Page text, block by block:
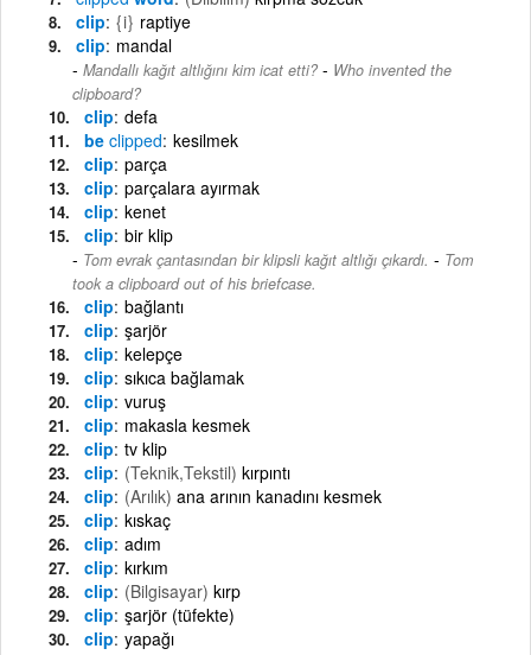
clip {i} raptiye
clip mandal
Mandallı kağıt altlığını kim icat etti? - Who invented the
clipboard?
clip defa
be clipped kesilmek
clip parça
clip parçalara ayırmak
clip kenet
clip bir klip
Tom evrak çantasından bir klipsli kağıt altlığı çıkardı. - Tom
took a clipboard out of his briefcase.
clip bağlantı
clip şarjör
clip kelepçe
clip sıkıca bağlamak
clip vuruş
clip makasla kesmek
clip tv klip
clip (Teknik,Tekstil) kırpıntı
clip (Arılık) ana arının kanadını kesmek
clip kıskaç
clip adım
clip kırkım
clip (Bilgisayar) kırp
clip şarjör (tüfekte)
clip yapağı